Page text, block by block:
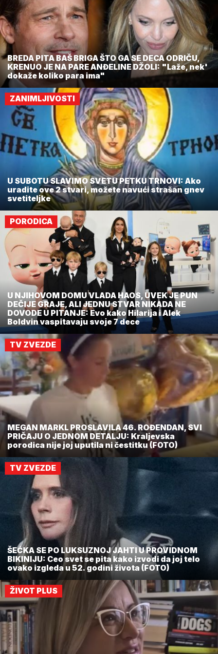
BREDA PITA BAŠ BRIGA ŠTO GA SE DECA ODRIČU,
KRENUO JE NA PARE ANĐELINE DŽOLI: "Laže, nek'
dokaže koliko para ima"
ZANIMLJIVOSTI
U SUBOTU SLAVIMO SVETU PETKU TRNOVI: Ako
uradite ove 2 stvari, možete navući strašan gnev
svetiteljke
PORODICA
U NJIHOVOM DOMU VLADA HAOS, UVEK JE PUN
DEČIJE GRAJE, ALI JEDNU STVAR NIKADA NE
DOVODE U PITANJE: Evo kako Hilarija i Alek
Boldvin vaspitavaju svoje 7 dece
TV ZVEZDE
MEGAN MARKL PROSLAVILA 46. ROĐENDAN, SVI
PRIČAJU O JEDNOM DETALJU: Kraljevska
porodica nije joj uputila ni čestitku (FOTO)
TV ZVEZDE
ŠEĆKA SE PO LUKSUZNOJ JAHTI U PROVIDNOM
BIKINIJU: Ceo svet se pita kako izvodi da joj telo
ovako izgleda u 52. godini života (FOTO)
ŽIVOT PLUS